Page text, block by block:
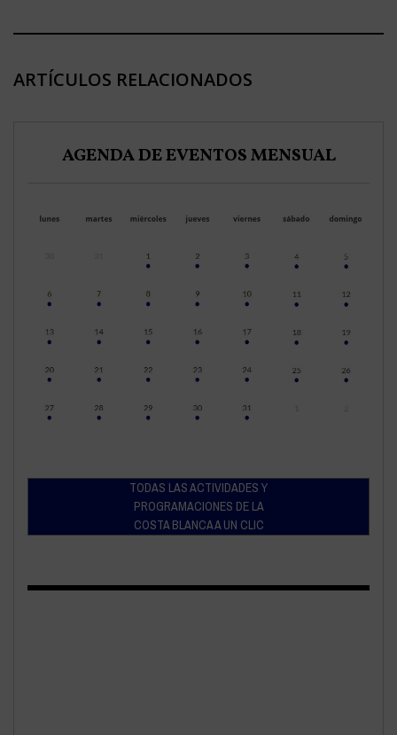
ARTÍCULOS RELACIONADOS
AGENDA DE EVENTOS MENSUAL
TODAS LAS ACTIVIDADES Y
PROGRAMACIONES DE LA
COSTA BLANCA A UN CLIC